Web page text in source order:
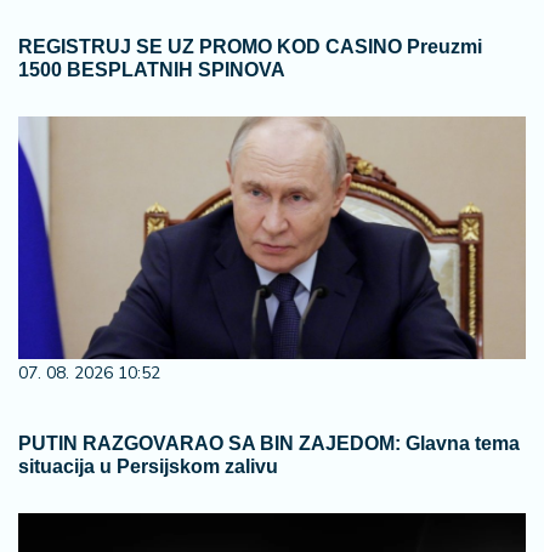
REGISTRUJ SE UZ PROMO KOD CASINO Preuzmi
1500 BESPLATNIH SPINOVA
07. 08. 2026 10:52
PUTIN RAZGOVARAO SA BIN ZAJEDOM: Glavna tema
situacija u Persijskom zalivu